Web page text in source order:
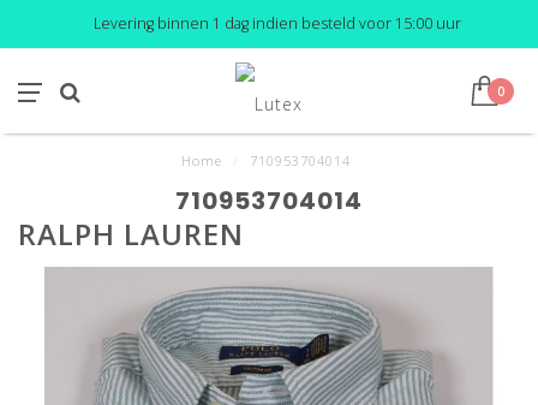
Levering binnen 1 dag indien besteld voor 15:00 uur
0
Home 710953704014
710953704014
RALPH LAUREN